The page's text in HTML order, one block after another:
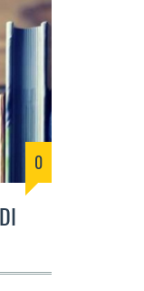
0